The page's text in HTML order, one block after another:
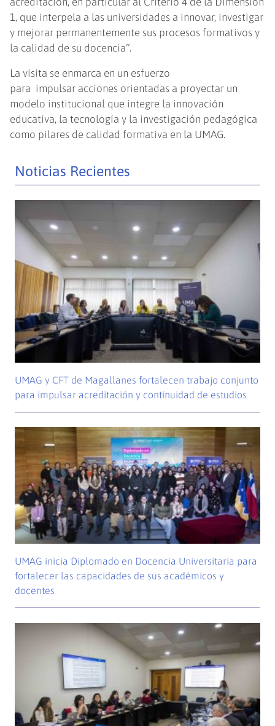
1, que interpela a las universidades a innovar, investigar
y mejorar permanentemente sus procesos formativos y
la calidad de su docencia”.
La visita se enmarca en un esfuerzo
para impulsar acciones orientadas a proyectar un
modelo institucional que integre la innovación
educativa, la tecnología y la investigación pedagógica
como pilares de calidad formativa en la UMAG.
Noticias Recientes
UMAG y CFT de Magallanes fortalecen trabajo conjunto
para impulsar acreditación y continuidad de estudios
UMAG inicia Diplomado en Docencia Universitaria para
fortalecer las capacidades de sus académicos y
docentes